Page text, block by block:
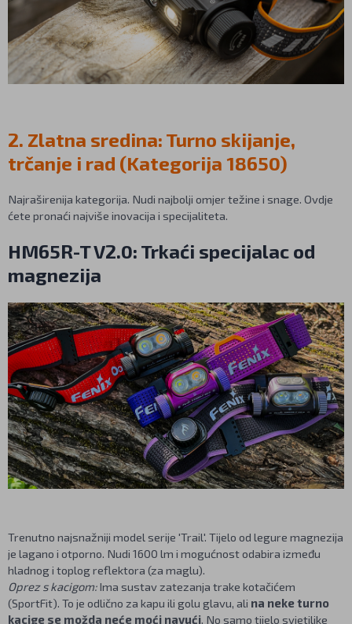
2. Zlatna sredina: Turno skijanje,
trčanje i rad (Kategorija 18650)
Najraširenija kategorija. Nudi najbolji omjer težine i snage. Ovdje
ćete pronaći najviše inovacija i specijaliteta.
HM65R-T V2.0: Trkaći specijalac od
magnezija
Trenutno najsnažniji model serije 'Trail'. Tijelo od legure magnezija
je lagano i otporno. Nudi 1600 lm i mogućnost odabira između
hladnog i toplog reflektora (za maglu).
Oprez s kacigom:Ima sustav zatezanja trake kotačićem
(SportFit). To je odlično za kapu ili golu glavu, ali na neke turno
kacige se možda neće moći navući. No samo tijelo svjetiljke